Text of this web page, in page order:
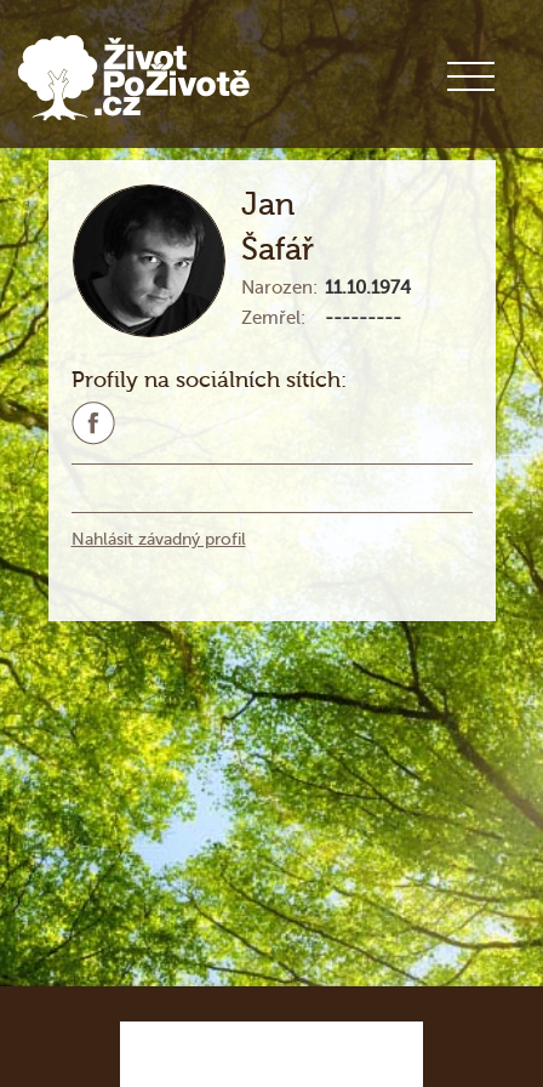
Jan
Šafář
Narozen: 11.10.1974
Zemřel:
---------
Profily na sociálních sítích:
Nahlásit závadný profil